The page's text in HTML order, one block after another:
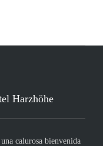
Harzhöhe
calurosa bienvenida